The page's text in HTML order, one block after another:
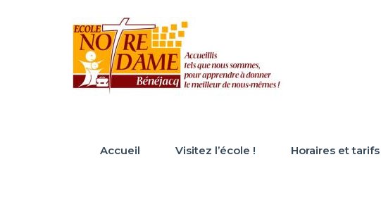
Accueil Visitez l’école ! Horaires et tarifs